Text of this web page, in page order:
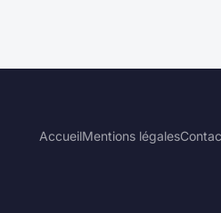
AccueilMentions légales